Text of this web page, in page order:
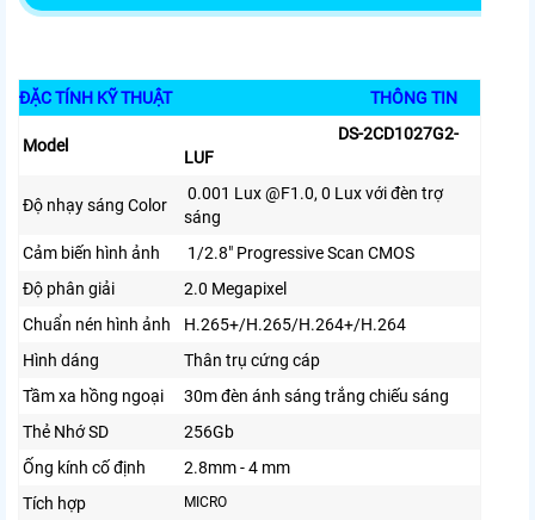
ĐẶC TÍNH KỸ THUẬT THÔNG TIN
Model
DS-2CD1027G2-
LUF
Độ nhạy sáng Color
0.001 Lux @F1.0, 0 Lux với đèn trợ
sáng
Cảm biến hình ảnh
1/2.8″ Progressive Scan CMOS
Độ phân giải
2.0 Megapixel
Chuẩn nén hình ảnh
H.265+/H.265/H.264+/H.264
Hình dáng
Thân trụ cứng cáp
Tầm xa hồng ngoại
30m đèn ánh sáng trắng chiếu sáng
Thẻ Nhớ SD
256Gb
Ống kính cố định
2.8mm - 4 mm
Tích hợp
MICRO